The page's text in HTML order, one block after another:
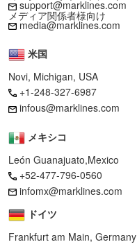
support@marklines.com
メディア関係者様向け
media@marklines.com
米国
Novi, Michigan, USA
+1-248-327-6987
infous@marklines.com
メキシコ
León Guanajuato,Mexico
+52-477-796-0560
infomx@marklines.com
ドイツ
Frankfurt am Main, Germany